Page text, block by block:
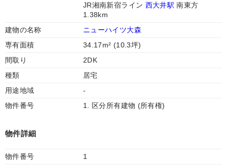
JR湘南新宿ライン 西大井駅 南東方
1.38km
建物の名称
ニューハイツ大森
専有面積
34.17m² (10.3坪)
間取り
2DK
種類
居宅
用途地域
-
物件番号
1. 区分所有建物 (所有権)
物件詳細
物件番号
1